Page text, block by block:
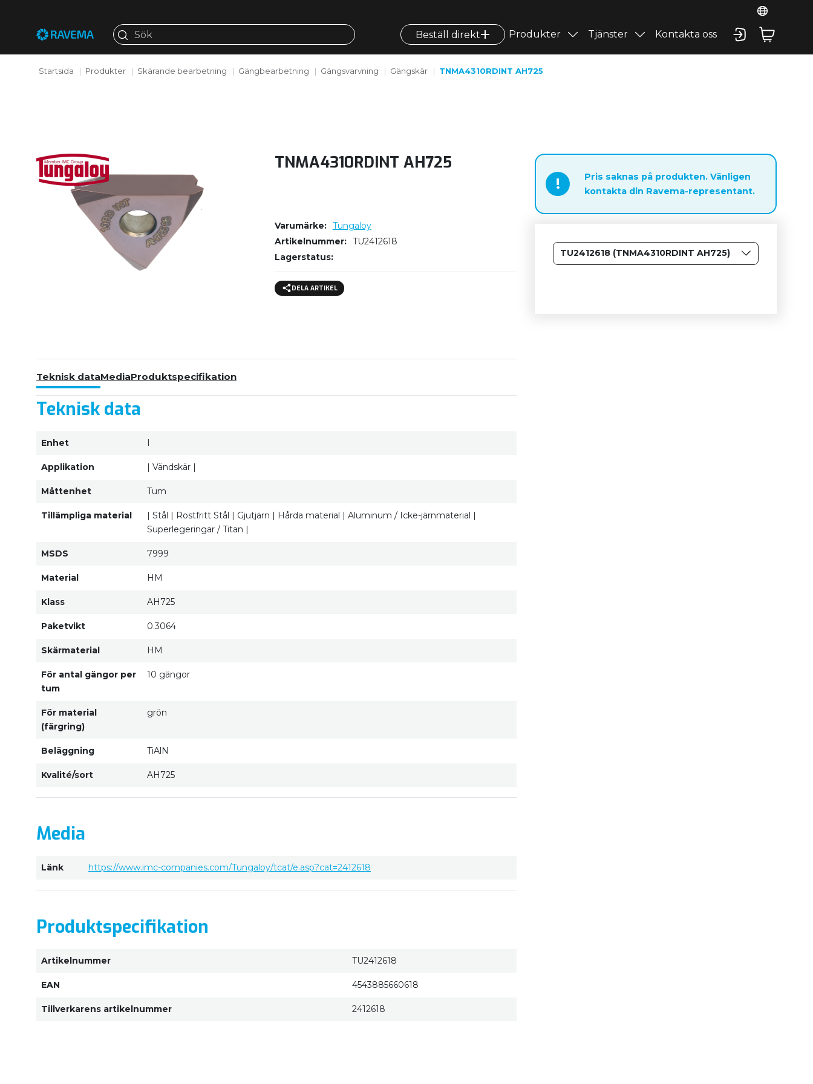
Beställ direkt Produkter Tjänster Kontakta oss
Startsida Produkter Skärande bearbetning Gängbearbetning Gängsvarvning Gängskär TNMA4310RDINT AH725
TNMA4310RDINT AH725
!
Pris saknas på produkten. Vänligen
kontakta din Ravema-representant.
TU2412618 (TNMA4310RDINT AH725)
Varumärke
Tungaloy
Artikelnummer
TU2412618
Lagerstatus
DELA ARTIKEL
Teknisk dataMediaProduktspecifikation
Teknisk data
Enhet I
Applikation | Vändskär |
Måttenhet Tum
Tillämpliga material
| Stål | Rostfritt Stål | Gjutjärn | Hårda material | Aluminum / Icke-järnmaterial |
Superlegeringar / Titan |
MSDS 7999
Material HM
Klass AH725
Paketvikt 0.3064
Skärmaterial HM
För antal gängor per
tum
10 gängor
För material
(färgring)
grön
Beläggning TiAlN
Kvalité/sort AH725
Media
Länk https://www.imc-companies.com/Tungaloy/tcat/e.asp?cat=2412618
Produktspecifikation
Artikelnummer TU2412618
EAN 4543885660618
Tillverkarens artikelnummer 2412618